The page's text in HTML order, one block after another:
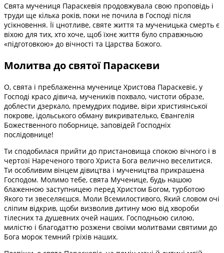
Свята мучениця Параскевія продовжувала свою проповідь і
труди ще кілька років, поки не почила в Господі після
усікновення. Її цнотливе, святе життя та мученицька смерть є
віхою для тих, хто хоче, щоб їхнє життя було справжньою
«підготовкою» до вічності та Царства Божого.
Молитва до святої Параскеви
О, свята і преблаженна мученице Христова Параскевіє, у
Господі красо дівича, мучеників похвало, чистоти образе,
доблести дзеркало, премудрих подиве, віри християнської
покрове, ідольського обману викривателько, Євангелія
Божественного поборнице, заповідей Господніх
послідовнице!
Ти сподобилася прийти до пристановища спокою вічного і в
чертозі Нареченого твого Христа Бога велично веселитися.
Ти особливим вінцем дівицтва і мучеництва прикрашена
Господом. Молимо тебе, свята Мученице, будь нашою
блаженною заступницею перед Христом Богом, турботою
Якого ти звеселяєшся. Моли Всемилостивого, Який словом очі
сліпим відкрив, щоби визволив дитину мою від хвороби
тілесних та душевних очей наших. Господньою силою,
милістю і благодаттю розжени своїми молитвами святими до
Бога морок темний гріхів наших.